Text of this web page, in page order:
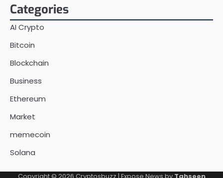
Categories
AI Crypto
Bitcoin
Blockchain
Business
Ethereum
Market
memecoin
Solana